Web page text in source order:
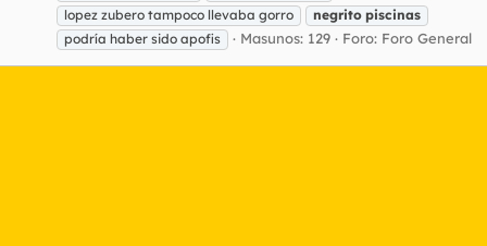
lopez zubero tampoco llevaba gorro
negrito piscinas
podría haber sido apofis
Masunos: 129 Foro: Foro General